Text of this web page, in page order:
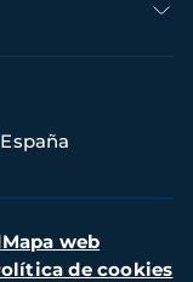
Mapa web
de cookies